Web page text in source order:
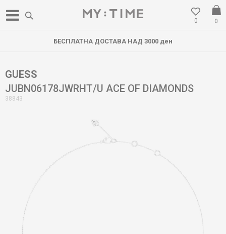
0
0
БЕСПЛАТНА ДОСТАВА НАД 3000 ден
GUESS
JUBN06178JWRHT/U ACE OF DIAMONDS
38843